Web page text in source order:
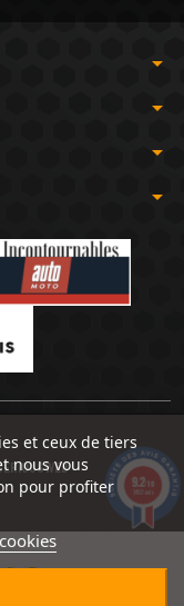
€
arrow_drop_down
arrow_drop_down
arrow_drop_down
arrow_drop_down
et ceux de tiers
nous vous
pour profiter
9.2/10
1492 avis